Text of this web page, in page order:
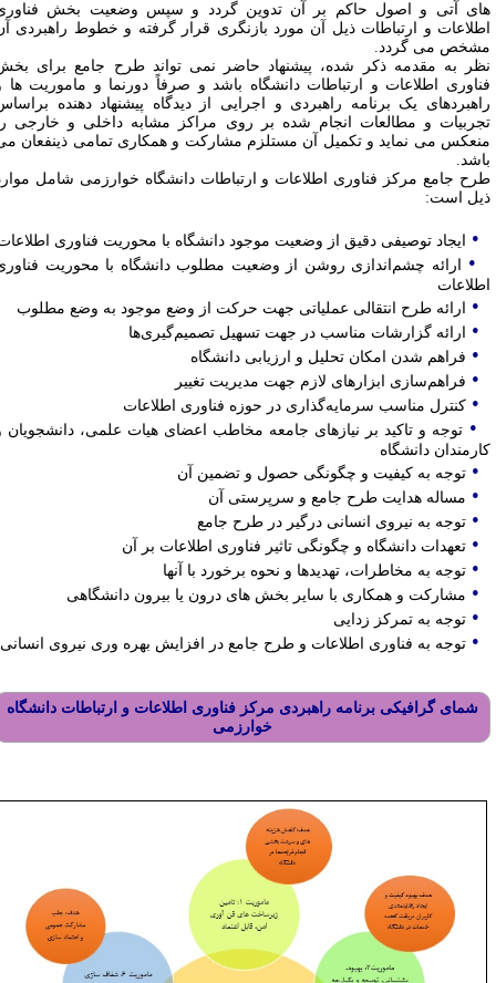
آتی و اصول حاکم بر آن تدوین گردد و سپس وضعیت بخش فناوری
و ارتباطات ذیل آن مورد بازنگری قرار گرفته و خطوط راهبردی آن
می گردد.
به مقدمه ذکر شده، پیشنهاد حاضر نمی تواند طرح جامع برای بخش
اطلاعات و ارتباطات دانشگاه باشد و صرفاً دورنما و ماموریت ها و
یک برنامه راهبردی و اجرایی از دیدگاه پیشنهاد دهنده براساس
و مطالعات انجام شده بر روی مراکز مشابه داخلی و خارجی را
می نماید و تکمیل آن مستلزم مشارکت و همکاری تمامی ذینفعان می
جامع مرکز فناوری اطلاعات و ارتباطات دانشگاه خوارزمی شامل موارد
است:
ایجاد توصیفی دقیق از وضعیت موجود دانشگاه با محوریت فناوری اطلاعات
ارائه چشم‌اندازی روشن از وضعیت مطلوب دانشگاه با محوریت فناوری
ارائه طرح انتقالی عملیاتی جهت حرکت از وضع موجود به وضع مطلوب
ارائه گزارشات مناسب در جهت تسهیل تصمیم‌گیری‌ها
فراهم شدن امکان تحلیل و ارزیابی دانشگاه
فراهم‌سازی ابزارهای لازم جهت مدیریت تغییر
کنترل مناسب سرمایه‌گذاری در حوزه فناوری اطلاعات
توجه و تاکید بر نیازهای جامعه مخاطب اعضای هیات علمی، دانشجویان و
دانشگاه
توجه به کیفیت و چگونگی حصول و تضمین آن
مساله هدایت طرح جامع و سرپرستی آن
توجه به نیروی انسانی درگیر در طرح جامع
تعهدات دانشگاه و چگونگی تاثیر فناوری اطلاعات بر آن
توجه به مخاطرات، تهدیدها و نحوه برخورد با آنها
مشارکت و همکاری با سایر بخش های درون یا بیرون دانشگاهی
•توجه به تمرکز زدایی
توجه به فناوری اطلاعات و طرح جامع در افزایش بهره وری نیروی انسانی
شمای گرافیکی برنامه راهبردی مرکز فناوری اطلاعات و ارتباطات دانشگاه
خوارزمی